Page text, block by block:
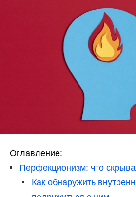
Оглавление:
Перфекционизм: что
Как обнаружить